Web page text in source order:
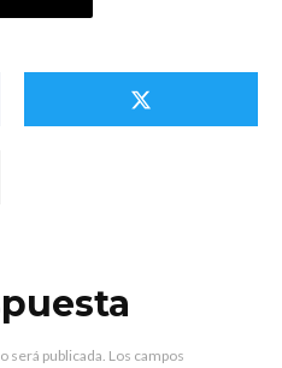
será publicada. Los campos